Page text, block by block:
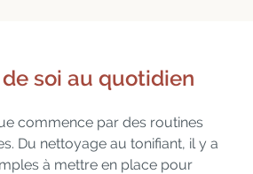
soi au quotidien
commence par des routines
Du nettoyage au tonifiant, il y a
à mettre en place pour